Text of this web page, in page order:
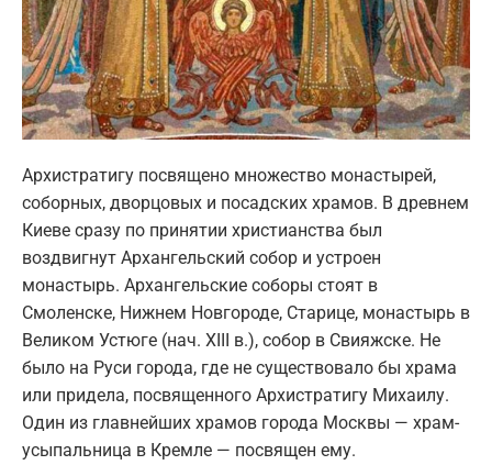
Архистратигу посвящено множество монастырей,
соборных, дворцовых и посадских храмов. В древнем
Киеве сразу по принятии христианства был
воздвигнут Архангельский собор и устроен
монастырь. Архангельские соборы стоят в
Смоленске, Нижнем Новгороде, Старице, монастырь в
Великом Устюге (нач. XIII в.), собор в Свияжске. Не
было на Руси города, где не существовало бы храма
или придела, посвященного Архистратигу Михаилу.
Один из главнейших храмов города Москвы — храм-
усыпальница в Кремле — посвящен ему.